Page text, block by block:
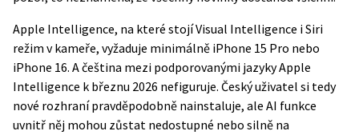
Apple Intelligence, na které stojí Visual Intelligence i Siri
režim v kameře, vyžaduje minimálně iPhone 15 Pro nebo
iPhone 16. A čeština mezi podporovanými jazyky Apple
Intelligence k březnu 2026 nefiguruje. Český uživatel si tedy
nové rozhraní pravděpodobně nainstaluje, ale AI funkce
uvnitř něj mohou zůstat nedostupné nebo silně na